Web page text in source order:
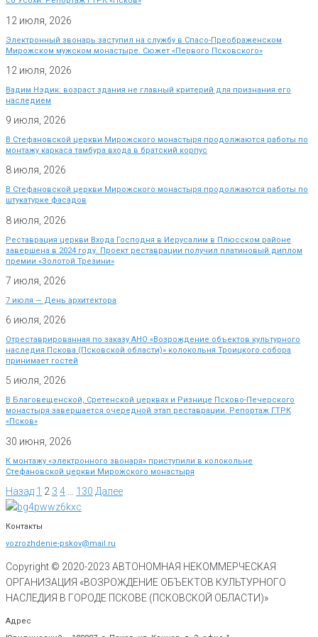
12 июля, 2026
Электронный звонарь заступил на службу в Спасо-Преображенском
Мирожском мужском монастыре. Сюжет «Первого Псковского»
12 июля, 2026
Вадим Нэдик: возраст здания не главный критерий для признания его
наследием
9 июля, 2026
В Стефановской церкви Мирожского монастыря продолжаются работы по
монтажу каркаса тамбура входа в братский корпус
8 июля, 2026
В Стефановской церкви Мирожского монастыря продолжаются работы по
штукатурке фасадов
8 июля, 2026
Реставрация церкви Входа Господня в Иерусалим в Плюсском районе
завершена в 2024 году. Проект реставрации получил платиновый диплом
премии «Золотой Трезини»
7 июля, 2026
7 июля — День архитектора
6 июля, 2026
Отреставрированная по заказу АНО «Возрождение объектов культурного
наследия Пскова (Псковской области)» колокольня Троицкого собора
принимает гостей
5 июля, 2026
В Благовещенской, Сретенской церквях и Ризнице Псково-Печерского
монастыря завершается очередной этап реставрации. Репортаж ГТРК
«Псков»
30 июня, 2026
К монтажу «электронного звонаря» приступили в колокольне
Стефановской церкви Мирожского монастыря
Назад 1 2 3 4 130 Далее
Контакты
vozrozhdenie-pskov@mail.ru
Copyright © 2020-2023 АВТОНОМНАЯ НЕКОММЕРЧЕСКАЯ
ОРГАНИЗАЦИЯ «ВОЗРОЖДЕНИЕ ОБЪЕКТОВ КУЛЬТУРНОГО
НАСЛЕДИЯ В ГОРОДЕ ПСКОВЕ (ПСКОВСКОЙ ОБЛАСТИ)»
Адрес